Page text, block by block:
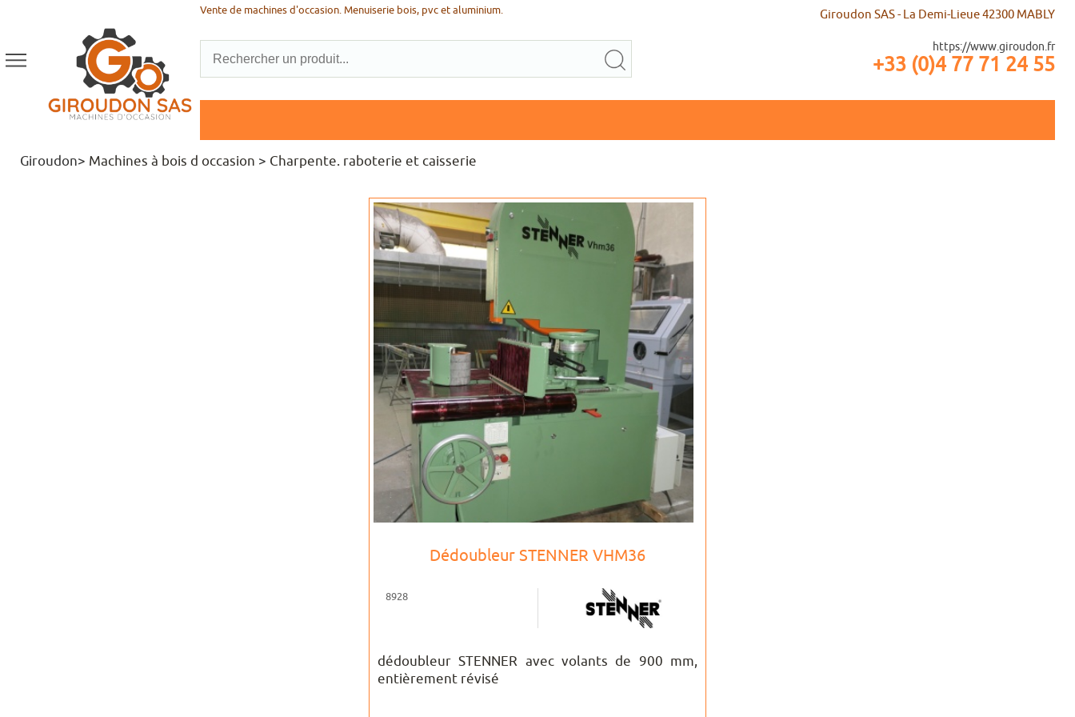
Vente de machines d'occasion. Menuiserie bois, pvc et aluminium. Giroudon SAS - La Demi-Lieue 42300 MABLY
https://www.giroudon.fr
+33 (0)4 77 71 24 55
Giroudon> Machines à bois d occasion > Charpente. raboterie et caisserie
Dédoubleur STENNER VHM36
8928
dédoubleur STENNER avec volants de 900 mm,
entièrement révisé